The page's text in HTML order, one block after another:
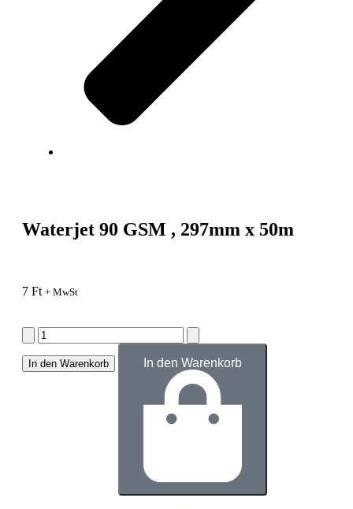
Waterjet 90 GSM , 297mm x 50m
7 Ft + MwSt
In den Warenkorb In den Warenkorb